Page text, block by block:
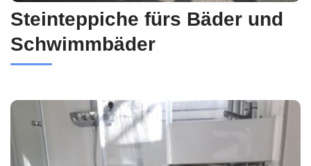
Steinteppiche fürs Bäder und
Schwimmbäder